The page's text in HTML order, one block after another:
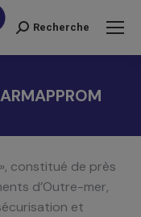
Recherche
Recherche
constitué de près
d’Outre-mer,
et